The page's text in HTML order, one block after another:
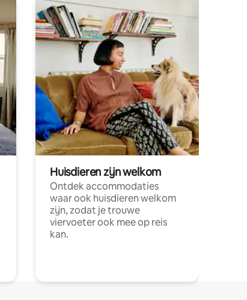
Huisdieren zijn welkom
Ontdek accommodaties
waar ook huisdieren welkom
zijn, zodat je trouwe
viervoeter ook mee op reis
kan.